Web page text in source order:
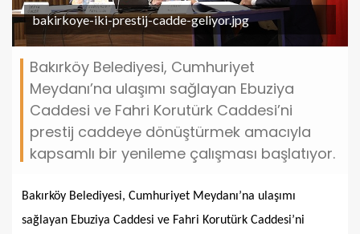
bakirkoye-iki-prestij-cadde-geliyor.jpg
Bakırköy Belediyesi, Cumhuriyet
Meydanı’na ulaşımı sağlayan Ebuziya
Caddesi ve Fahri Korutürk Caddesi’ni
prestij caddeye dönüştürmek amacıyla
kapsamlı bir yenileme çalışması başlatıyor.
Bakırköy Belediyesi, Cumhuriyet Meydanı’na ulaşımı
sağlayan Ebuziya Caddesi ve Fahri Korutürk Caddesi’ni